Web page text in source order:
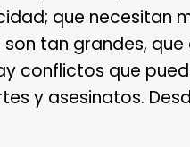
que necesitan
tan grandes,
conflictos que
y asesinatos.